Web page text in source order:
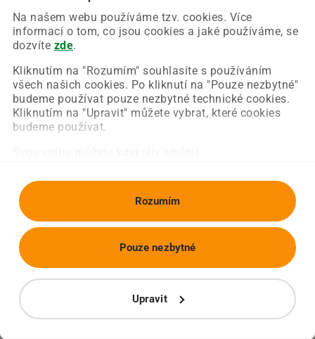
Na našem webu používáme tzv. cookies. Více
informací o tom, co jsou cookies a jaké používáme, se
dozvíte zde.
Kliknutím na "Rozumím" souhlasíte s používáním
všech našich cookies. Po kliknutí na "Pouze nezbytné"
budeme používat pouze nezbytné technické cookies.
Kliknutím na "Upravit" můžete vybrat, které cookies
budeme používat.
Rozumím
Upravit
Pouze nezbytné
Chyba nastala na naší straně a už ji opravujeme.
Zkuste prosím znovu načíst požadovanou stránku.
Obnovit stránku Úvodní strana